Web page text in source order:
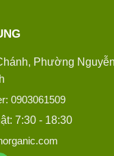
Phường
0903061509
7:30 - 18:30